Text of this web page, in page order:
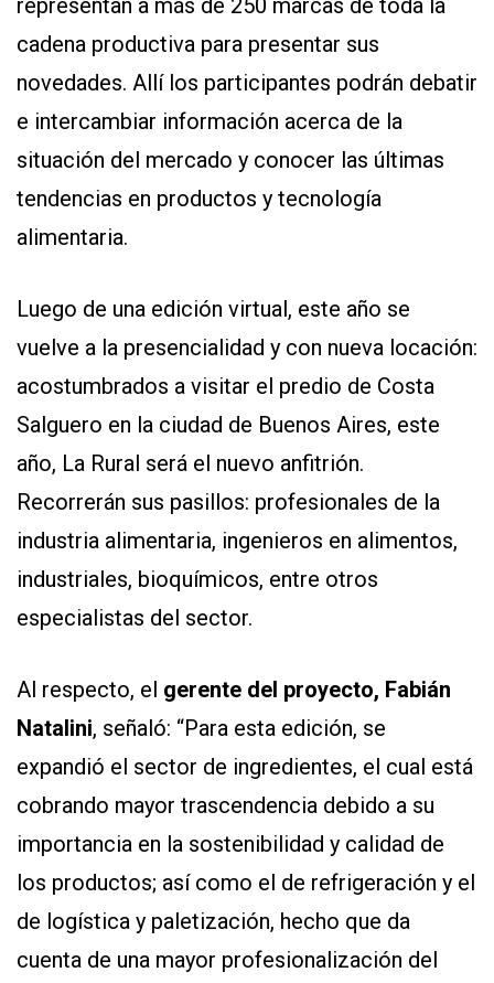
CONTÁCTENOS
AYUDA
POLÍTICAS
PRIVACIDAD
DEL
SOMOS
cadena productiva para presentar sus
novedades. Allí los participantes podrán debatir
e intercambiar información acerca de la
situación del mercado y conocer las últimas
tendencias en productos y tecnología
alimentaria.
Luego de una edición virtual, este año se
vuelve a la presencialidad y con nueva locación:
acostumbrados a visitar el predio de Costa
Salguero en la ciudad de Buenos Aires, este
año, La Rural será el nuevo anfitrión.
Recorrerán sus pasillos: profesionales de la
industria alimentaria, ingenieros en alimentos,
industriales, bioquímicos, entre otros
especialistas del sector.
Al respecto, el gerente del proyecto, Fabián
Natalini, señaló: “Para esta edición, se
expandió el sector de ingredientes, el cual está
cobrando mayor trascendencia debido a su
importancia en la sostenibilidad y calidad de
los productos; así como el de refrigeración y el
de logística y paletización, hecho que da
cuenta de una mayor profesionalización del